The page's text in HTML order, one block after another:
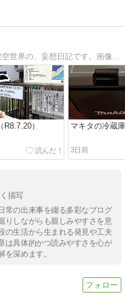
「ちゃかふみち」の続編これは架空世界の、妄想日記です。画像はすべてつくりもの、実際の場所とはだいたいは違います。
） マキタの冷蔵
3日前
描写
常の出来事を綴る多彩なブログ
りしながらも親しみやすさを意
の生活から生まれる発見や工夫
は具体的かつ読みやすさを心が
深めます。